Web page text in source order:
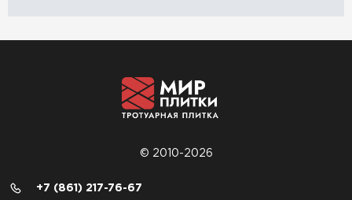
© 2010-2026
+7 (861) 217-76-67